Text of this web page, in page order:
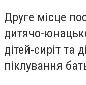
Друге місце
дитячо-
дітей-сиріт та
піклування